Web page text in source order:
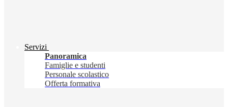
Servizi
Panoramica
Famiglie e studenti
Personale scolastico
Offerta formativa